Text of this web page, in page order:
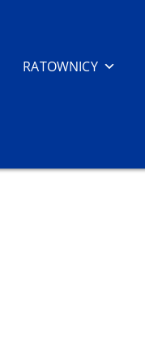
RATOWNICY